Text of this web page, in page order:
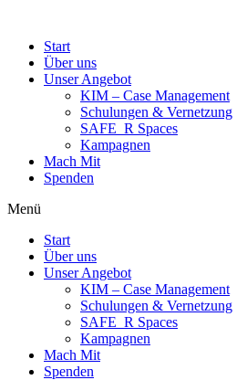
Start
Über uns
Unser Angebot
KIM – Case Management
Schulungen & Vernetzung
SAFE_R Spaces
Kampagnen
Mach Mit
Spenden
Menü
Start
Über uns
Unser Angebot
KIM – Case Management
Schulungen & Vernetzung
SAFE_R Spaces
Kampagnen
Mach Mit
Spenden